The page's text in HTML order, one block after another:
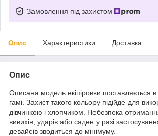
Замовлення під захистом
Опис Характеристики Доставка
Опис
Описана модель екіпіровки поставляється в
гамі. Захист такого кольору підійде для
дівчинкою і хлопчиком. Небезпека
вивихів, ударів або саден у разі
девайсів зводиться до мінімуму.